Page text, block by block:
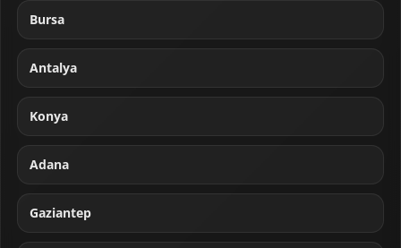
Bursa
Antalya
Konya
Adana
Gaziantep